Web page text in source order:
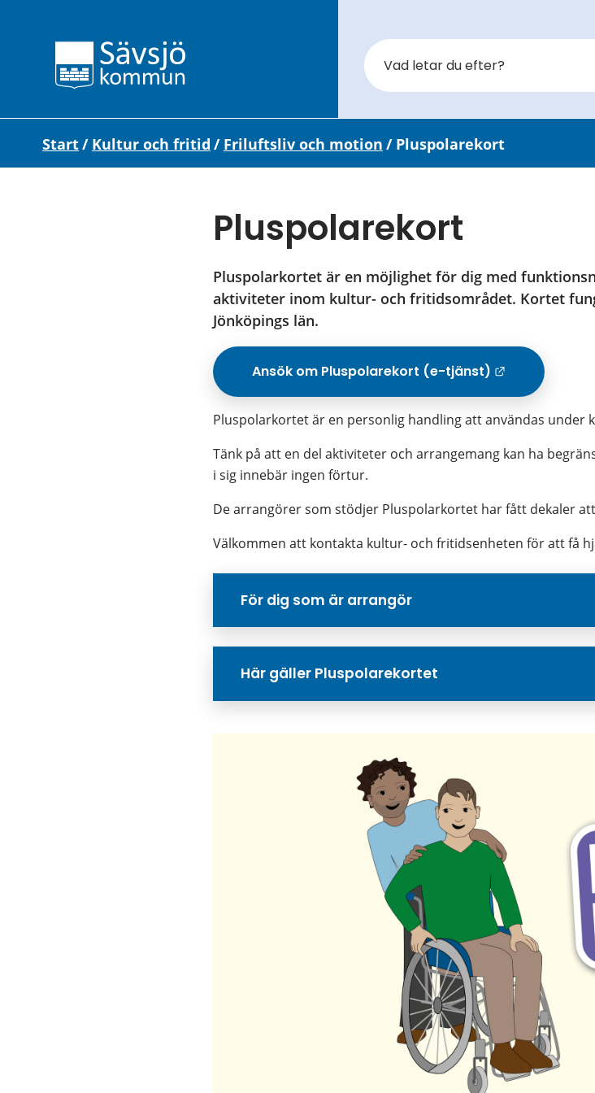
Start/ Kultur och fritid / Friluftsliv och motion / Pluspolarekort
Pluspolarekort
Pluspolarkortet är en möjlighet för dig med
aktiviteter inom kultur- och fritidsområdet. Kortet
Jönköpings län.
Ansök om Pluspolarekort (e-tjänst)
Länk
Pluspolarkortet är en personlig handling att användas under
Tänk på att en del aktiviteter och arrangemang kan ha
i sig innebär ingen förtur.
De arrangörer som stödjer Pluspolarkortet har fått dekaler
Välkommen att kontakta kultur- och fritidsenheten för att få
För dig som är arrangör
Här gäller Pluspolarekortet